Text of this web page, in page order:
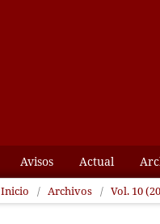
Avisos Actual
Inicio / Archivos / Vol. 10